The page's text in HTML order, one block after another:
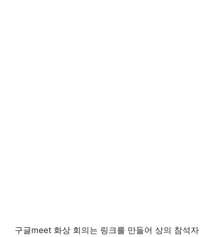
구글meet 화상 회의는 링크를 만들어 상의 참석자